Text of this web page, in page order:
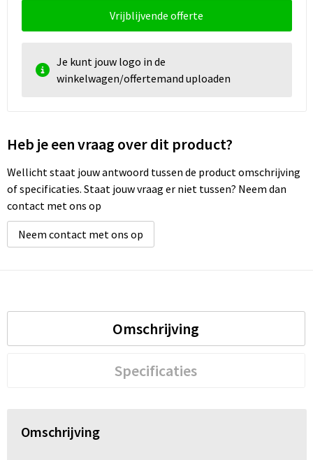
Vrijblijvende offerte
Je kunt jouw logo in de
winkelwagen/offertemand uploaden
Heb je een vraag over dit product?
Wellicht staat jouw antwoord tussen de product omschrijving
of specificaties. Staat jouw vraag er niet tussen? Neem dan
contact met ons op
Neem contact met ons op
Omschrijving
Specificaties
Omschrijving